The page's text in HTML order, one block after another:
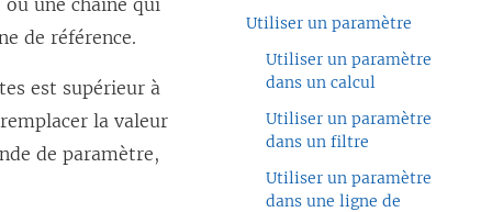
une chaîne qui
de référence.
est supérieur à
la valeur
de paramètre,
Utiliser un paramètre
Utiliser un paramètre
dans un calcul
Utiliser un paramètre
dans un filtre
Utiliser un paramètre
dans une ligne de